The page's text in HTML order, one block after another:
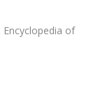
Encyclopedia of